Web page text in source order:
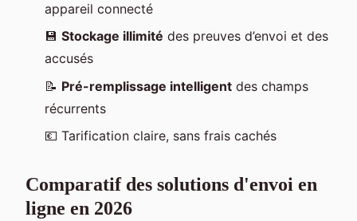
appareil connecté
💾 Stockage illimité des preuves d’envoi et des
accusés
📝 Pré-remplissage intelligent des champs
récurrents
💶 Tarification claire, sans frais cachés
Comparatif des solutions d'envoi en
ligne en 2026